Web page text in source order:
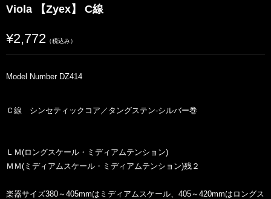
Viola 【Zyex】 C線
¥2,772 （税込み）
Model Number DZ414
Ｃ線 シンセティックコア／タングステン‐シルバー巻
ＬＭ(ロングスケール・ミディアムテンション)
ＭＭ(ミディアムスケール・ミディアムテンション)残２
楽器サイズ380～405mmはミディアムスケール、405～420mmはロングス